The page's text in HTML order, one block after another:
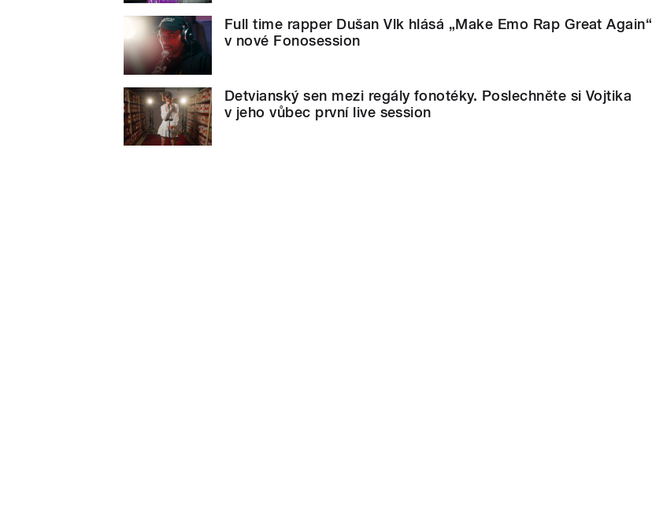
Full time rapper Dušan Vlk hlásá „Make Emo Rap Great Again“
v nové Fonosession
Detvianský sen mezi regály fonotéky. Poslechněte si Vojtika
v jeho vůbec první live session